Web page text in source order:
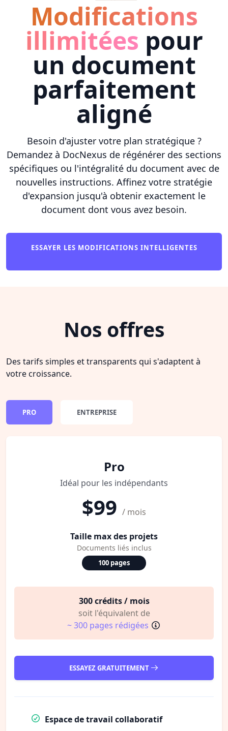
Modifications
illimitées pour
un document
parfaitement
aligné
Besoin d'ajuster votre plan stratégique ?
Demandez à DocNexus de régénérer des sections
spécifiques ou l'intégralité du document avec de
nouvelles instructions. Affinez votre stratégie
d'expansion jusqu'à obtenir exactement le
document dont vous avez besoin.
ESSAYER LES MODIFICATIONS INTELLIGENTES
Nos offres
Des tarifs simples et transparents qui s'adaptent à
votre croissance.
PRO ENTREPRISE
Pro
Idéal pour les indépendants
$99 / mois
Taille max des projets
Documents liés inclus
100 pages
300 crédits / mois
soit l'équivalent de
~ 300 pages rédigées
ESSAYEZ GRATUITEMENT
Espace de travail collaboratif